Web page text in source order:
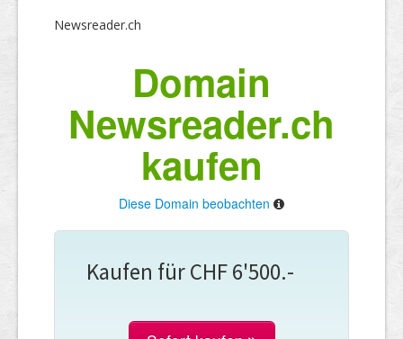
Newsreader.ch
Domain
Newsreader.ch
kaufen
Diese Domain beobachten
Kaufen für CHF 6'500.-